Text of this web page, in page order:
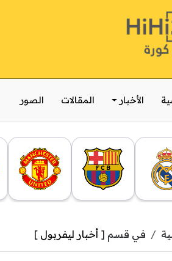
الأخبار المقالات الصور
في قسم [ أخبار ليفربول ]